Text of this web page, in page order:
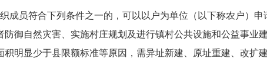
员符合下列条件之一的，可以以户为单位（以下称农户）申
御自然灾害、实施村庄规划及进行镇村公共设施和公益事业
明显少于县限额标准等原因，需异址新建、原址重建、改扩